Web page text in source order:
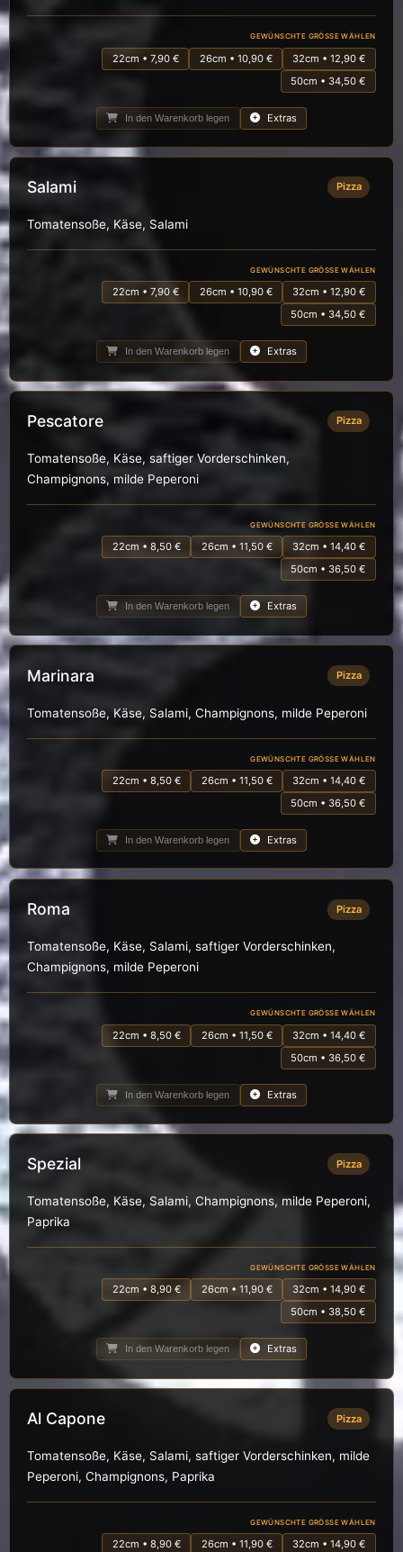
GEWÜNSCHTE GRÖSSE WÄHLEN
22cm • 7,90 € 26cm • 10,90 €
32cm • 12,90 €
50cm • 34,50 €
In den Warenkorb legen Extras
Salami Pizza
Tomatensoße, Käse, Salami
GEWÜNSCHTE GRÖSSE WÄHLEN
22cm • 7,90 € 26cm • 10,90 €
32cm • 12,90 €
50cm • 34,50 €
In den Warenkorb legen Extras
Pescatore Pizza
Tomatensoße, Käse, saftiger Vorderschinken,
Champignons, milde Peperoni
GEWÜNSCHTE GRÖSSE WÄHLEN
22cm • 8,50 € 26cm • 11,50 €
32cm • 14,40 €
50cm • 36,50 €
In den Warenkorb legen Extras
Marinara Pizza
Tomatensoße, Käse, Salami, Champignons, milde Peperoni
GEWÜNSCHTE GRÖSSE WÄHLEN
22cm • 8,50 € 26cm • 11,50 €
32cm • 14,40 €
50cm • 36,50 €
In den Warenkorb legen Extras
Roma Pizza
Tomatensoße, Käse, Salami, saftiger Vorderschinken,
Champignons, milde Peperoni
GEWÜNSCHTE GRÖSSE WÄHLEN
22cm • 8,50 € 26cm • 11,50 €
32cm • 14,40 €
50cm • 36,50 €
In den Warenkorb legen Extras
Spezial Pizza
Tomatensoße, Käse, Salami, Champignons, milde Peperoni,
Paprika
GEWÜNSCHTE GRÖSSE WÄHLEN
22cm • 8,90 € 26cm • 11,90 €
32cm • 14,90 €
50cm • 38,50 €
In den Warenkorb legen Extras
Al Capone Pizza
Tomatensoße, Käse, Salami, saftiger Vorderschinken, milde
Peperoni, Champignons, Paprika
GEWÜNSCHTE GRÖSSE WÄHLEN
22cm • 8,90 € 26cm • 11,90 €
32cm • 14,90 €